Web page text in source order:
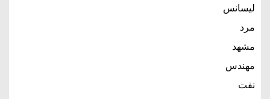
لیسانس
مرد
مشهد
مهندس
نفت